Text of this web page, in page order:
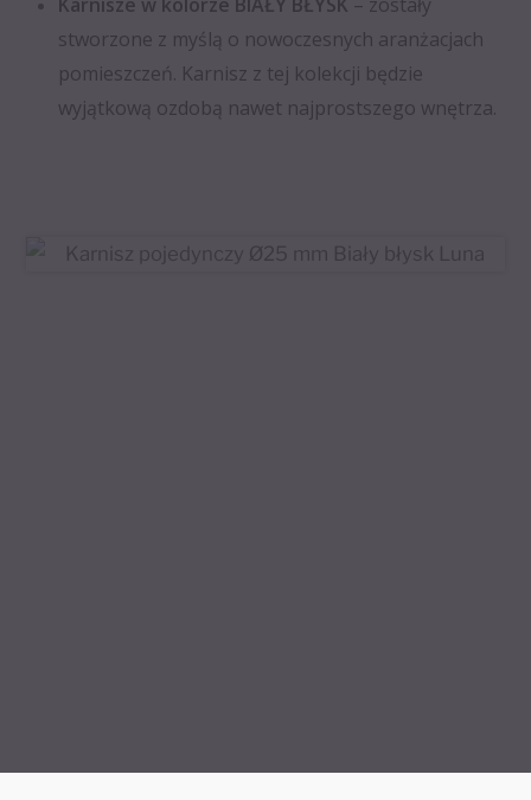
stworzone z myślą o nowoczesnych aranżacjach
pomieszczeń. Karnisz z tej kolekcji będzie
wyjątkową ozdobą nawet najprostszego wnętrza.